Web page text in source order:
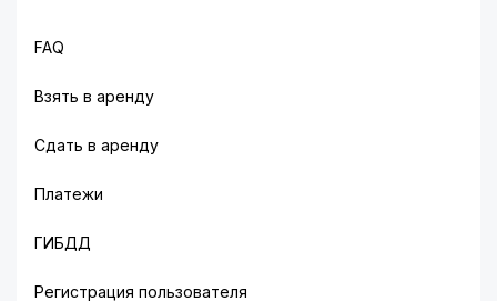
FAQ
Взять в аренду
Сдать в аренду
Платежи
ГИБДД
Регистрация пользователя